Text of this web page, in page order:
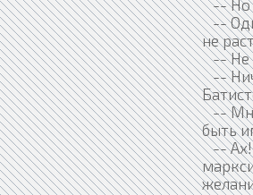
-- Но
--
не
-- Не
--
-- Мне
быть
-- Ах!